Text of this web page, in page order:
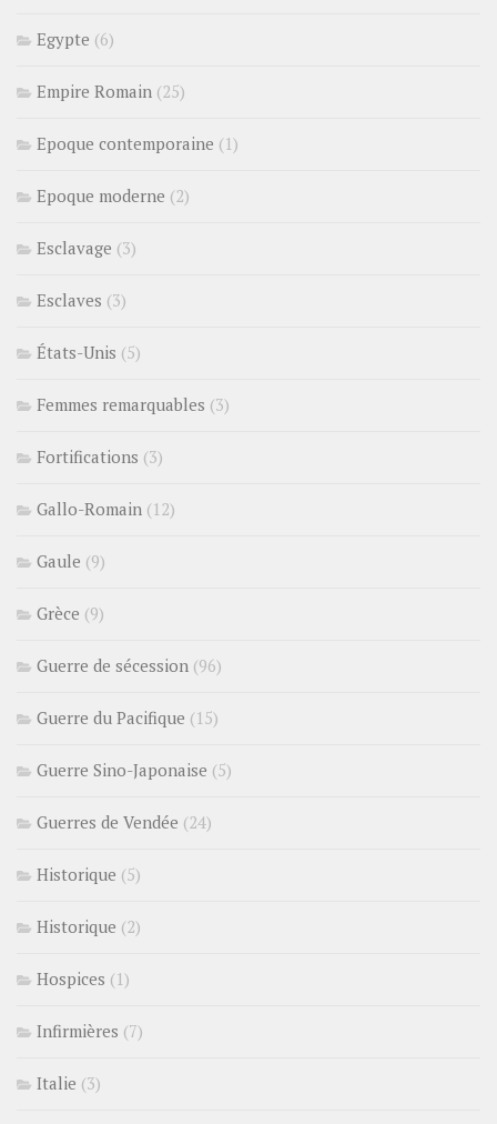
Egypte (6)
Empire Romain (25)
Epoque contemporaine (1)
Epoque moderne (2)
Esclavage (3)
Esclaves (3)
États-Unis (5)
Femmes remarquables (3)
Fortifications (3)
Gallo-Romain (12)
Gaule (9)
Grèce (9)
Guerre de sécession (96)
Guerre du Pacifique (15)
Guerre Sino-Japonaise (5)
Guerres de Vendée (24)
Historique (5)
Historique (2)
Hospices (1)
Infirmières (7)
Italie (3)